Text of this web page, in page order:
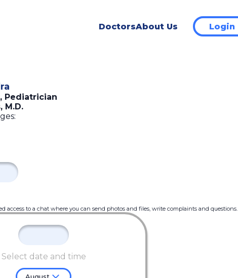
DoctorsAbout Us Login
Pediatrician
, M.D.
access to a chat where you can send photos and files, write complaints and questions.
Select date and time
August